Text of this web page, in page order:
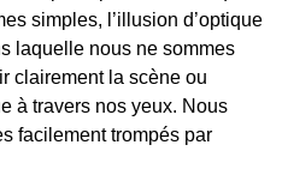
simples, l’illusion d’optique
laquelle nous ne sommes
clairement la scène ou
à travers nos yeux. Nous
facilement trompés par